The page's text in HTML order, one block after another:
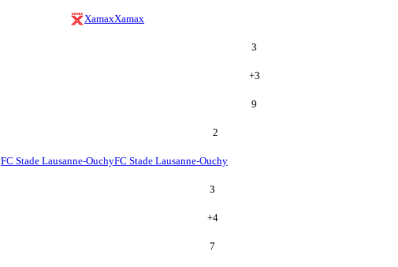
XamaxXamax
3
+3
9
2
FC Stade Lausanne-OuchyFC Stade Lausanne-Ouchy
3
+4
7